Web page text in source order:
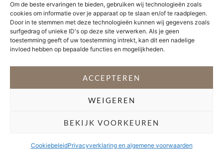
Om de beste ervaringen te bieden, gebruiken wij technologieën zoals
cookies om informatie over je apparaat op te slaan en/of te raadplegen.
Door in te stemmen met deze technologieën kunnen wij gegevens zoals
surfgedrag of unieke ID's op deze site verwerken. Als je geen
toestemming geeft of uw toestemming intrekt, kan dit een nadelige
invloed hebben op bepaalde functies en mogelijkheden.
ACCEPTEREN
WEIGEREN
BEKIJK VOORKEUREN
CookiebeleidPrivacyverklaring en algemene voorwaarden
eerlijk te zijn, staat mijn telefoon van ’s ochtends vroeg
tot ’s avonds laat aan. Berichtjes komen gedurende de
hele dag binnen en ik scrol regelmatig door mijn socials
of werp een blik op mijn blog. Zijn we tegenwoordig
niet allemaal verslaafd aan onze telefoon? […]
VOLG @STEFANI_GETSFIT